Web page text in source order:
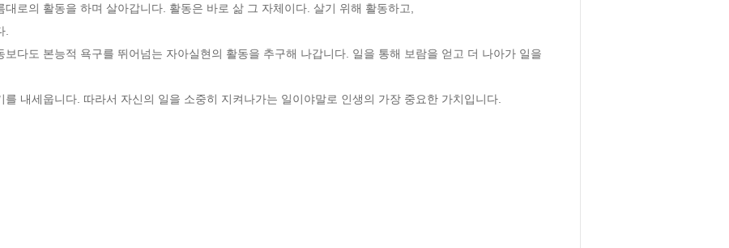
로의 활동을 하며 살아갑니다. 활동은 바로 삶 그 자체이다. 살기 위해 활동하고,
.
다도 본능적 욕구를 뛰어넘는 자아실현의 활동을 추구해 나갑니다. 일을 통해 보람을 얻고 더 나아가 일을
내세웁니다. 따라서 자신의 일을 소중히 지켜나가는 일이야말로 인생의 가장 중요한 가치입니다.